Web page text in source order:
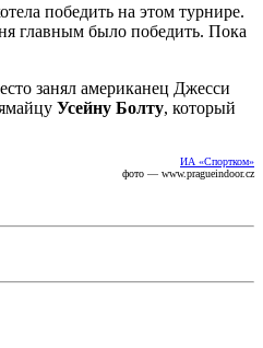
победить на этом турнире.
главным было победить. Пока
занял американец Джесси
Усейну Болту, который
ИА «Спортком»
фото — www.pragueindoor.cz